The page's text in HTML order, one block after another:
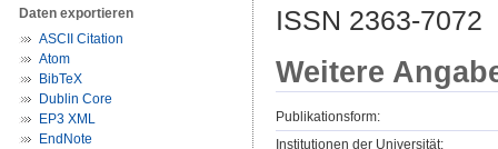
Daten exportieren
ASCII Citation
Atom
BibTeX
Dublin Core
EP3 XML
EndNote
ISSN 2363-7072
Weitere
Publikationsform:
Institutionen der Universität: